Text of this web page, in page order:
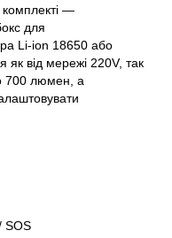
комплекті —
для
Li-ion 18650 або
як від мережі 220V, так
700 люмен, а
SOS